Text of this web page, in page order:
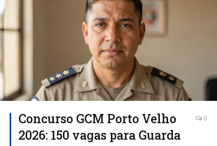
Concurso GCM Porto Velho
2026: 150 vagas para Guarda
0